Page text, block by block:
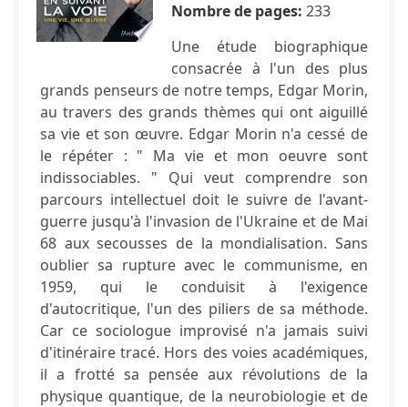
Nombre de pages: 233
Une étude biographique
consacrée à l'un des plus
grands penseurs de notre temps, Edgar Morin,
au travers des grands thèmes qui ont aiguillé
sa vie et son œuvre. Edgar Morin n'a cessé de
le répéter : " Ma vie et mon oeuvre sont
indissociables. " Qui veut comprendre son
parcours intellectuel doit le suivre de l'avant-
guerre jusqu'à l'invasion de l'Ukraine et de Mai
68 aux secousses de la mondialisation. Sans
oublier sa rupture avec le communisme, en
1959, qui le conduisit à l'exigence
d'autocritique, l'un des piliers de sa méthode.
Car ce sociologue improvisé n'a jamais suivi
d'itinéraire tracé. Hors des voies académiques,
il a frotté sa pensée aux révolutions de la
physique quantique, de la neurobiologie et de